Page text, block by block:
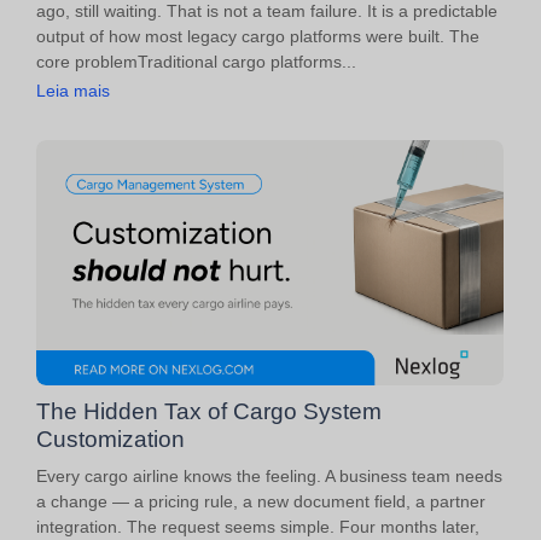
ago, still waiting. That is not a team failure. It is a predictable
output of how most legacy cargo platforms were built. The
core problemTraditional cargo platforms...
Leia mais
The Hidden Tax of Cargo System
Customization
Every cargo airline knows the feeling. A business team needs
a change — a pricing rule, a new document field, a partner
integration. The request seems simple. Four months later,